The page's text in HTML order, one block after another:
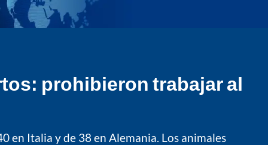
prohibieron trabajar al
en Italia y de 38 en Alemania. Los animales